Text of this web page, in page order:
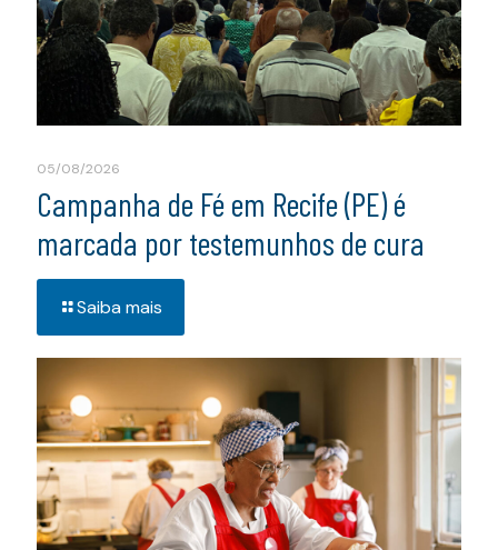
05/08/2026
Campanha de Fé em Recife (PE) é
marcada por testemunhos de cura
Saiba mais